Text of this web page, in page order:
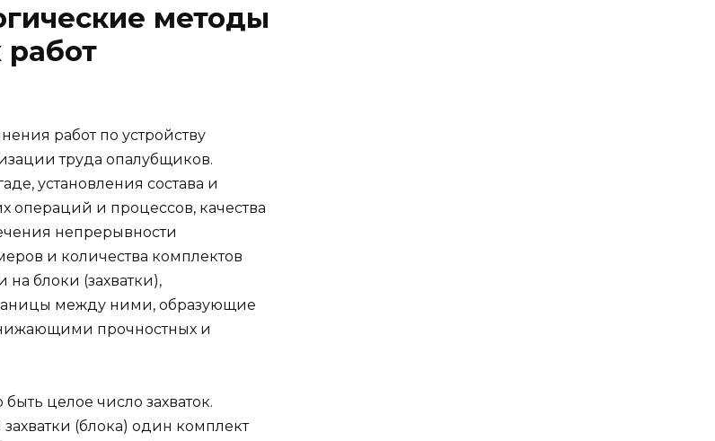
методы
работ по устройству
труда опалубщиков.
установления состава и
операций и процессов, качества
непрерывности
и количества комплектов
блоки (захватки),
между ними, образующие
прочностных и
целое число захваток.
(блока) один комплект